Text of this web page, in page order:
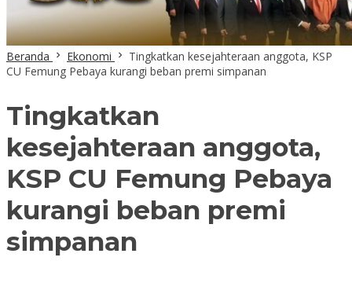
Beranda Ekonomi
Tingkatkan kesejahteraan anggota, KSP
CU Femung Pebaya kurangi beban premi simpanan
Tingkatkan
kesejahteraan anggota,
KSP CU Femung Pebaya
kurangi beban premi
simpanan